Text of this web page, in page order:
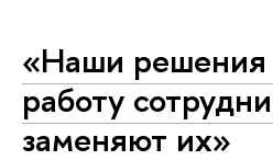
«Наши решения
работу
заменяют их»